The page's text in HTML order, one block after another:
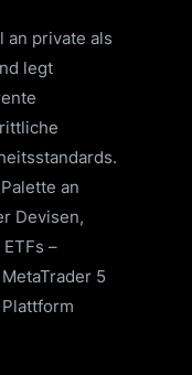
an private als
legt
an
Devisen,
–
5